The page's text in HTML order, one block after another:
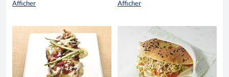
Afficher Afficher